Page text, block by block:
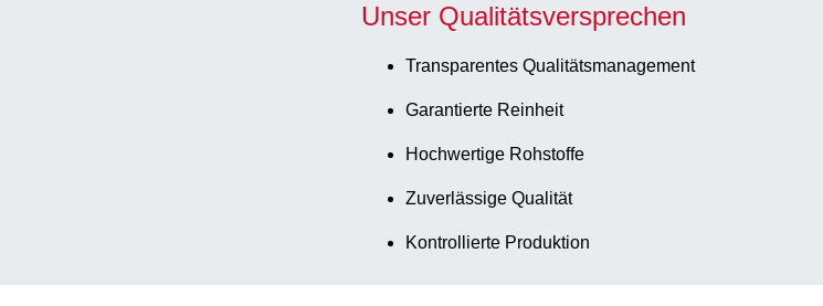
Unser Qualitätsversprechen
Transparentes Qualitätsmanagement
Garantierte Reinheit
Hochwertige Rohstoffe
Zuverlässige Qualität
Kontrollierte Produktion